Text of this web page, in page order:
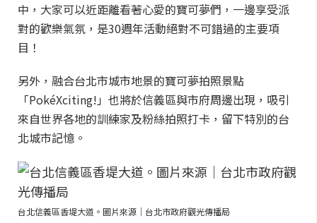
中，大家可以近距離看著心愛的寶可夢們，一邊享受派
對的歡樂氣氛，是30週年活動絕對不可錯過的主要項
目！
另外，融合台北市城市地景的寶可夢拍照景點
「PokéXciting!」也將於信義區與市府周邊出現，吸引
來自世界各地的訓練家及粉絲拍照打卡，留下特別的台
北城市記憶。
台北信義區香堤大道。圖片來源｜台北市政府觀光傳播局